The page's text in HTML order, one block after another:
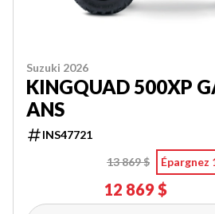
Suzuki 2026
KINGQUAD 500XP
ANS
INS47721
13 869 $
Épargnez
12 869 $